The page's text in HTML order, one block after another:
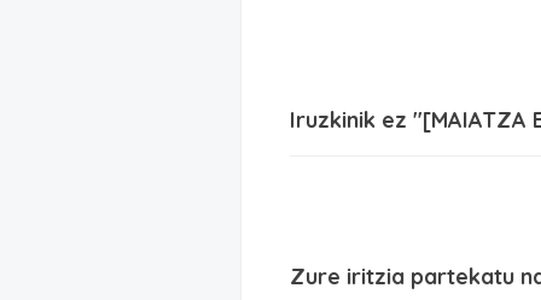
Iruzkinik ez "[MAIATZA
Zure iritzia partekatu